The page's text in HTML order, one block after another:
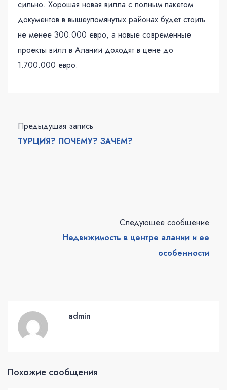
сильно. Хорошая новая вилла с полным пакетом
документов в вышеупомянутых районах будет стоить
не менее 300.000 евро, а новые современные
проекты вилл в Алании доходят в цене до
1.700.000 евро.
Предыдущая запись
ТУРЦИЯ? ПОЧЕМУ? ЗАЧЕМ?
Следующее сообщение
Недвижимость в центре алании и ее
особенности
admin
Похожие сообщения